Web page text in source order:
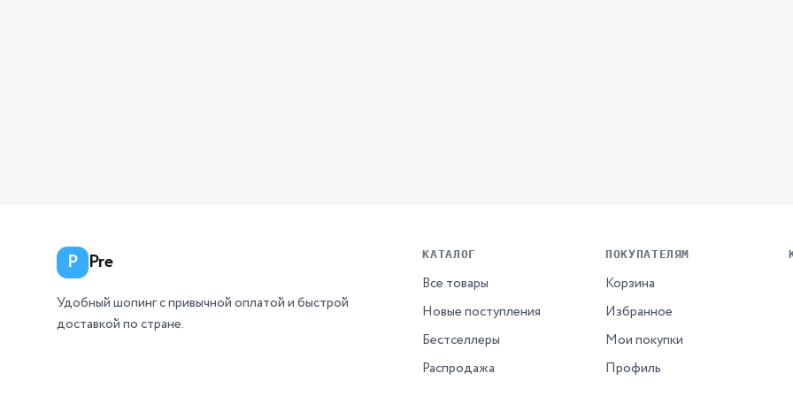
P Pre
Удобный шопинг с привычной оплатой и быстрой
доставкой по стране.
КАТАЛОГ
Все товары
Новые поступления
Бестселлеры
Распродажа
ПОКУПАТЕЛЯМ
Корзина
Избранное
Мои покупки
Профиль